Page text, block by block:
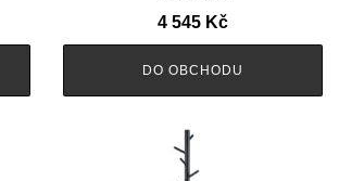
4 545 Kč
DO OBCHODU